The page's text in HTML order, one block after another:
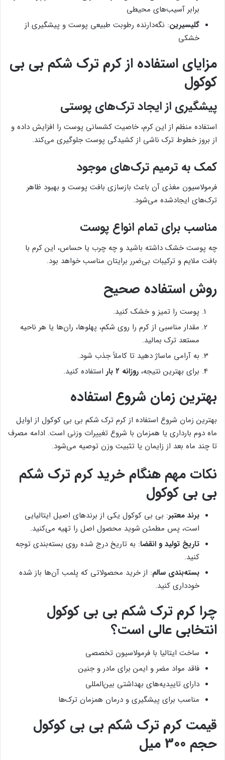
برابر آسیب‌های محیطی
گلیسیرین: نگه‌دارنده رطوبت طبیعی پوست و پیشگیری از
خشکی
مزایای استفاده از کرم ترک شکم بی بی
کوکول
پیشگیری از ایجاد ترک‌های پوستی
استفاده منظم از این کرم، خاصیت کشسانی پوست را افزایش داده و
از بروز خطوط ترک ناشی از کشیدگی پوست جلوگیری می‌کند.
کمک به ترمیم ترک‌های موجود
فرمولاسیون مغذی آن باعث بازسازی بافت پوست و بهبود ظاهر
ترک‌های ایجادشده می‌شود.
مناسب برای تمام انواع پوست
چه پوست خشک داشته باشید و چه چرب یا حساس، این کرم با
بافت ملایم و ترکیبات بی‌ضرر برایتان مناسب خواهد بود.
روش استفاده صحیح
پوست را تمیز و خشک کنید.
مقدار مناسبی از کرم را روی شکم، پهلوها، ران‌ها یا هر ناحیه
مستعد ترک بمالید.
به آرامی ماساژ دهید تا کاملاً جذب شود.
برای بهترین نتیجه، روزانه ۲ بار استفاده کنید.
بهترین زمان شروع استفاده
بهترین زمان شروع استفاده از کرم ترک شکم بی بی کوکول از اوایل
ماه دوم بارداری یا همزمان با شروع تغییرات وزنی است. ادامه مصرف
تا چند ماه بعد از زایمان یا تثبیت وزن توصیه می‌شود.
نکات مهم هنگام خرید کرم ترک شکم
بی بی کوکول
برند معتبر: بی بی کوکول یکی از برندهای اصیل ایتالیایی
است، پس مطمئن شوید محصول اصل را تهیه می‌کنید.
تاریخ تولید و انقضا: به تاریخ درج شده روی بسته‌بندی توجه
کنید.
بسته‌بندی سالم: از خرید محصولاتی که پلمب آن‌ها باز شده
خودداری کنید.
چرا کرم ترک شکم بی بی کوکول
انتخابی عالی است؟
ساخت ایتالیا با فرمولاسیون تخصصی
فاقد مواد مضر و ایمن برای مادر و جنین
دارای تاییدیه‌های بهداشتی بین‌المللی
مناسب برای پیشگیری و درمان همزمان ترک‌ها
قیمت کرم ترک شکم بی بی کوکول
حجم 300 میل